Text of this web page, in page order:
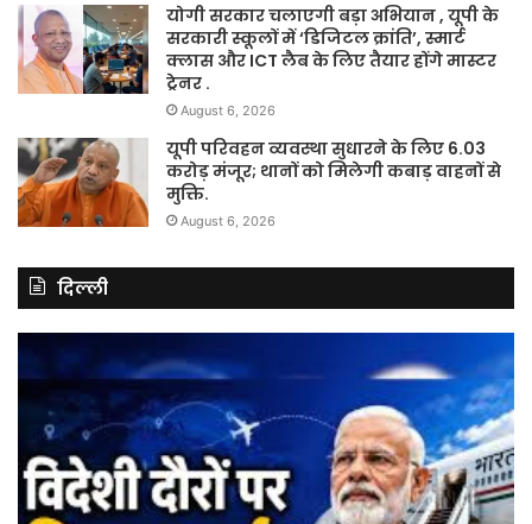
योगी सरकार चलाएगी बड़ा अभियान , यूपी के
सरकारी स्कूलों में ‘डिजिटल क्रांति’, स्मार्ट
क्लास और ICT लैब के लिए तैयार होंगे मास्टर
ट्रेनर .
August 6, 2026
यूपी परिवहन व्यवस्था सुधारने के लिए 6.03
करोड़ मंजूर; थानों को मिलेगी कबाड़ वाहनों से
मुक्ति.
August 6, 2026
दिल्ली